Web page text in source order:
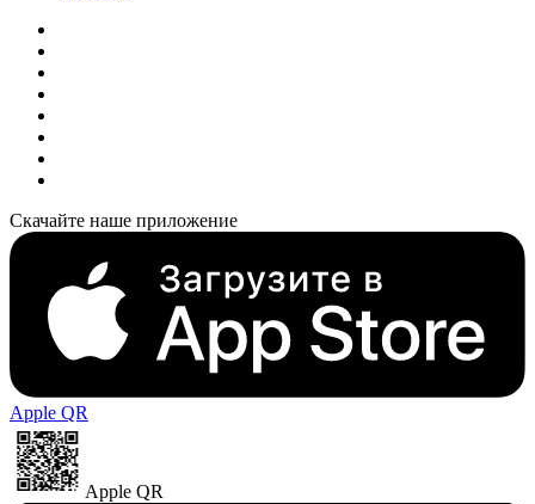
Скачайте наше приложение
Apple QR
Apple QR